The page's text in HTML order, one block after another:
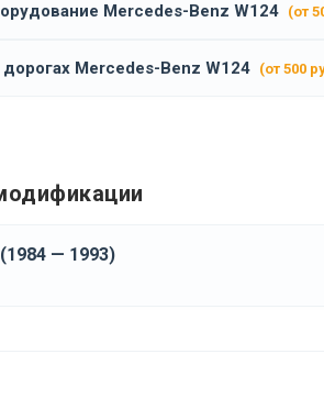
Mercedes-Benz W124 (от
Mercedes-Benz W124 (от 500
— 1993)